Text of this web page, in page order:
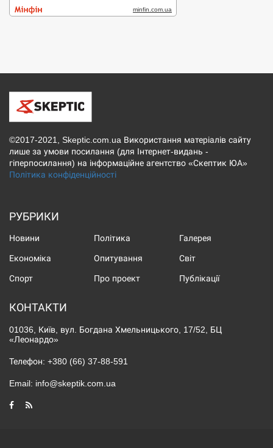
©2017-2021, Skeptic.com.ua Використання матеріалів сайту
лише за умови посилання (для Інтернет-видань -
гіперпосилання) на інформаційне агентство «Скептик ЮА»
Політика конфіденційності
РУБРИКИ
Новини Політика Галерея
Економіка Опитування Світ
Спорт Про проект Публікації
КОНТАКТИ
01036, Київ, вул. Богдана Хмельницького, 17/52, БЦ
«Леонардо»
Телефон: +380 (66) 37-88-591
Email: info@skeptik.com.ua